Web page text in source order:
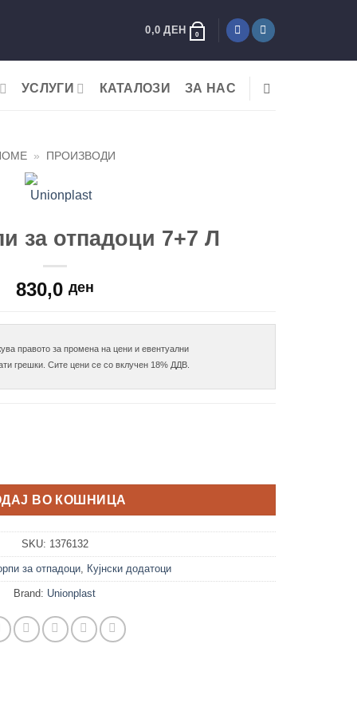
0,0ДЕН 0
УСЛУГИ КАТАЛОЗИ ЗА НАС
» ПРОИЗВОДИ
за отпадоци 7+7 Л
830,0 ден
правото за промена на цени и евентуални
количина
ВО КОШНИЦА
SKU: 1376132
за отпадоци, Кујнски додатоци
Brand: Unionplast